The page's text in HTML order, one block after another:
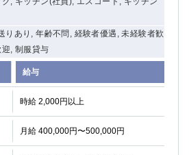
りあり, 年齢不問, 経験者優遇, 未経験者歓
, 制服貸与
給与
時給 2,000円以上
月給 400,000円〜500,000円